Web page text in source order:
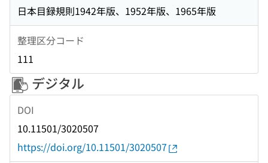
日本目録規則1942年版、1952年版、1965年版
整理区分コード
111
デジタル
DOI
10.11501/3020507
https://doi.org/10.11501/3020507